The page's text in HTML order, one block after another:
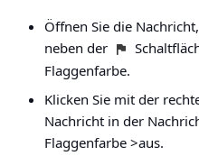
Öffnen Sie die
neben der
Flaggenfarbe.
Klicken Sie mit der
Nachricht in der
Flaggenfarbe >aus.